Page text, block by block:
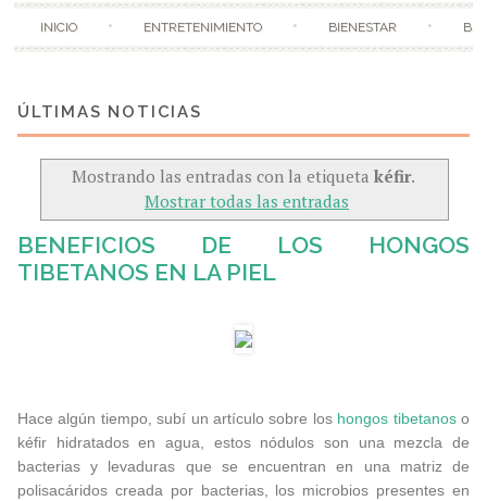
INICIO ENTRETENIMIENTO BIENESTAR
Mostrando las entradas con la etiqueta kéfir.
Mostrar todas las entradas
BENEFICIOS DE LOS HONGOS
TIBETANOS EN LA PIEL
Hace algún tiempo, subí un artículo sobre los hongos tibetanoso
kéfir hidratados en agua, estos nódulos son una mezcla de
bacterias y levaduras que se encuentran en una matriz de
polisacáridos creada por bacterias, los microbios presentes en